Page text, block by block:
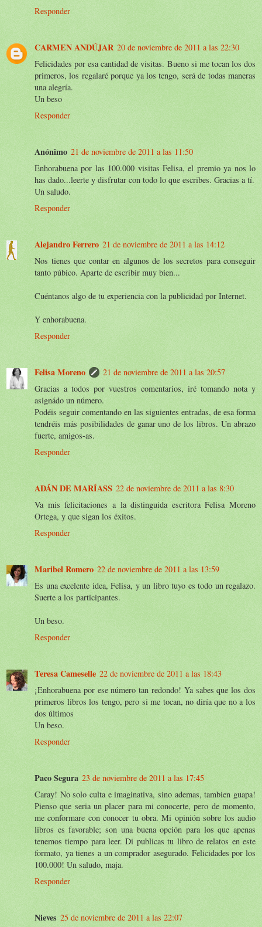
Responder
CARMEN ANDÚJAR 20 de noviembre de 2011 a las 22:30
Felicidades por esa cantidad de visitas. Bueno si me tocan los dos
primeros, los regalaré porque ya los tengo, será de todas maneras
una alegría.
Un beso
Responder
Anónimo 21 de noviembre de 2011 a las 11:50
Enhorabuena por las 100.000 visitas Felisa, el premio ya nos lo
has dado...leerte y disfrutar con todo lo que escribes. Gracias a tí.
Un saludo.
Responder
Alejandro Ferrero 21 de noviembre de 2011 a las 14:12
Nos tienes que contar en algunos de los secretos para conseguir
tanto púbico. Aparte de escribir muy bien...
Cuéntanos algo de tu experiencia con la publicidad por Internet.
Y enhorabuena.
Responder
Felisa Moreno
21 de noviembre de 2011 a las 20:57
Gracias a todos por vuestros comentarios, iré tomando nota y
asignádo un número.
Podéis seguir comentando en las siguientes entradas, de esa forma
tendréis más posibilidades de ganar uno de los libros. Un abrazo
fuerte, amigos-as.
Responder
ADÁN DE MARÍASS 22 de noviembre de 2011 a las 8:30
Va mis felicitaciones a la distinguida escritora Felisa Moreno
Ortega, y que sigan los éxitos.
Responder
Maribel Romero 22 de noviembre de 2011 a las 13:59
Es una excelente idea, Felisa, y un libro tuyo es todo un regalazo.
Suerte a los participantes.
Un beso.
Responder
Teresa Cameselle 22 de noviembre de 2011 a las 18:43
¡Enhorabuena por ese número tan redondo! Ya sabes que los dos
primeros libros los tengo, pero si me tocan, no diría que no a los
dos últimos
Un beso.
Responder
Paco Segura 23 de noviembre de 2011 a las 17:45
Caray! No solo culta e imaginativa, sino ademas, tambien guapa!
Pienso que seria un placer para mi conocerte, pero de momento,
me conformare con conocer tu obra. Mi opinión sobre los audio
libros es favorable; son una buena opción para los que apenas
tenemos tiempo para leer. Di publicas tu libro de relatos en este
formato, ya tienes a un comprador asegurado. Felicidades por los
100.000! Un saludo, maja.
Responder
Nieves 25 de noviembre de 2011 a las 22:07